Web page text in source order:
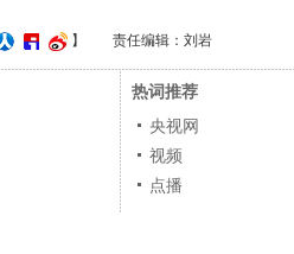
】 责任编辑：刘岩
热词推荐
央视网
视频
点播